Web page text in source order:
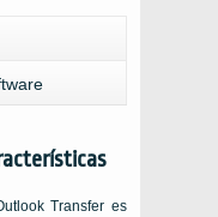
Transfer es